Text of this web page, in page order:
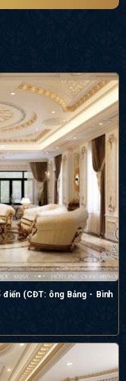
(CĐT: ông Bảng - Bình